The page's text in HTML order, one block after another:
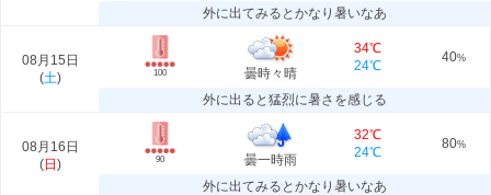
外に出てみるとかなり暑いなあ
08月15日
(土) 100 曇時々晴
34℃
24℃
40%
外に出ると猛烈に暑さを感じる
08月16日
(日 ) 90 曇一時雨
32℃
24℃
80%
外に出てみるとかなり暑いなあ